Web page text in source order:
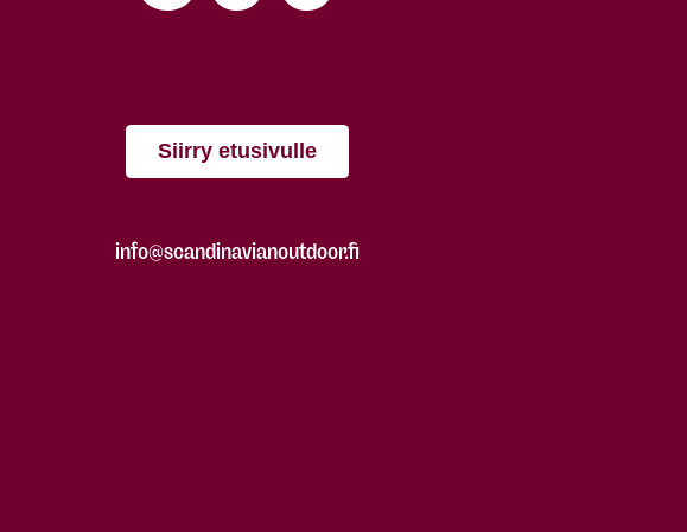
Siirry etusivulle
info@scandinavianoutdoor.fi